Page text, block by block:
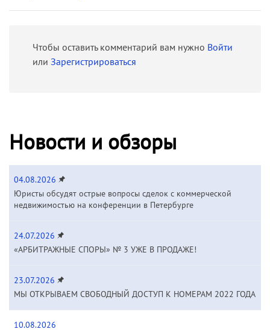
Чтобы оставить комментарий вам нужно Войти
или Зарегистрироваться
Новости и обзоры
04.08.2026
Юристы обсудят острые вопросы сделок с коммерческой
недвижимостью на конференции в Петербурге
24.07.2026
«АРБИТРАЖНЫЕ СПОРЫ» № 3 УЖЕ В ПРОДАЖЕ!
23.07.2026
МЫ ОТКРЫВАЕМ СВОБОДНЫЙ ДОСТУП К НОМЕРАМ 2022 ГОДА
10.08.2026